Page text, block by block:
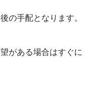
の手配となります。
がある場合はすぐに